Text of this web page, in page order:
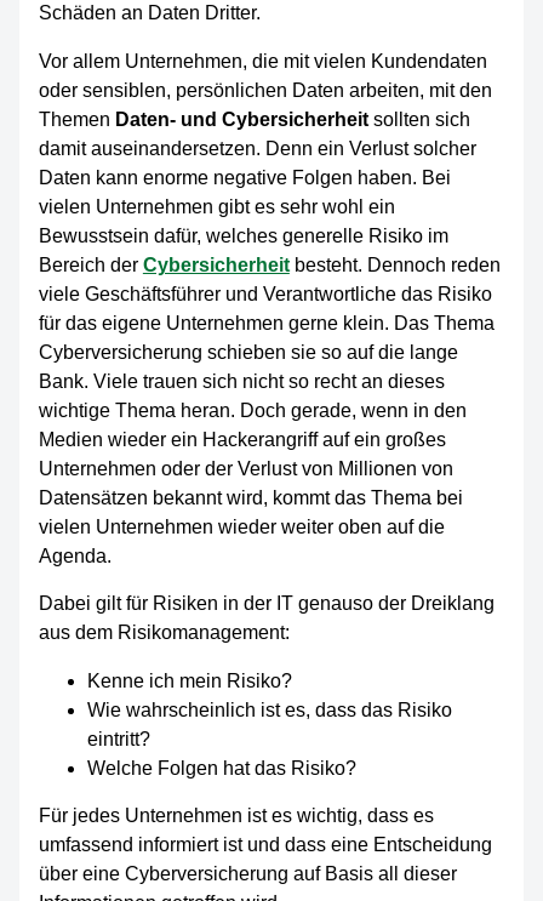
Schäden an Daten Dritter.
Vor allem Unternehmen, die mit vielen Kundendaten
oder sensiblen, persönlichen Daten arbeiten, mit den
Themen Daten- und Cybersicherheitsollten sich
damit auseinandersetzen. Denn ein Verlust solcher
Daten kann enorme negative Folgen haben. Bei
vielen Unternehmen gibt es sehr wohl ein
Bewusstsein dafür, welches generelle Risiko im
Bereich der Cybersicherheitbesteht. Dennoch reden
viele Geschäftsführer und Verantwortliche das Risiko
für das eigene Unternehmen gerne klein. Das Thema
Cyberversicherung schieben sie so auf die lange
Bank. Viele trauen sich nicht so recht an dieses
wichtige Thema heran. Doch gerade, wenn in den
Medien wieder ein Hackerangriff auf ein großes
Unternehmen oder der Verlust von Millionen von
Datensätzen bekannt wird, kommt das Thema bei
vielen Unternehmen wieder weiter oben auf die
Agenda.
Dabei gilt für Risiken in der IT genauso der Dreiklang
aus dem Risikomanagement:
Kenne ich mein Risiko?
Wie wahrscheinlich ist es, dass das Risiko
eintritt?
Welche Folgen hat das Risiko?
Für jedes Unternehmen ist es wichtig, dass es
umfassend informiert ist und dass eine Entscheidung
über eine Cyberversicherung auf Basis all dieser